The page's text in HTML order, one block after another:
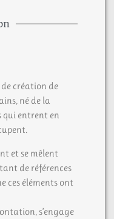
création de
né de la
qui entrent en
et se mêlent
de références
ces éléments ont
s’engage